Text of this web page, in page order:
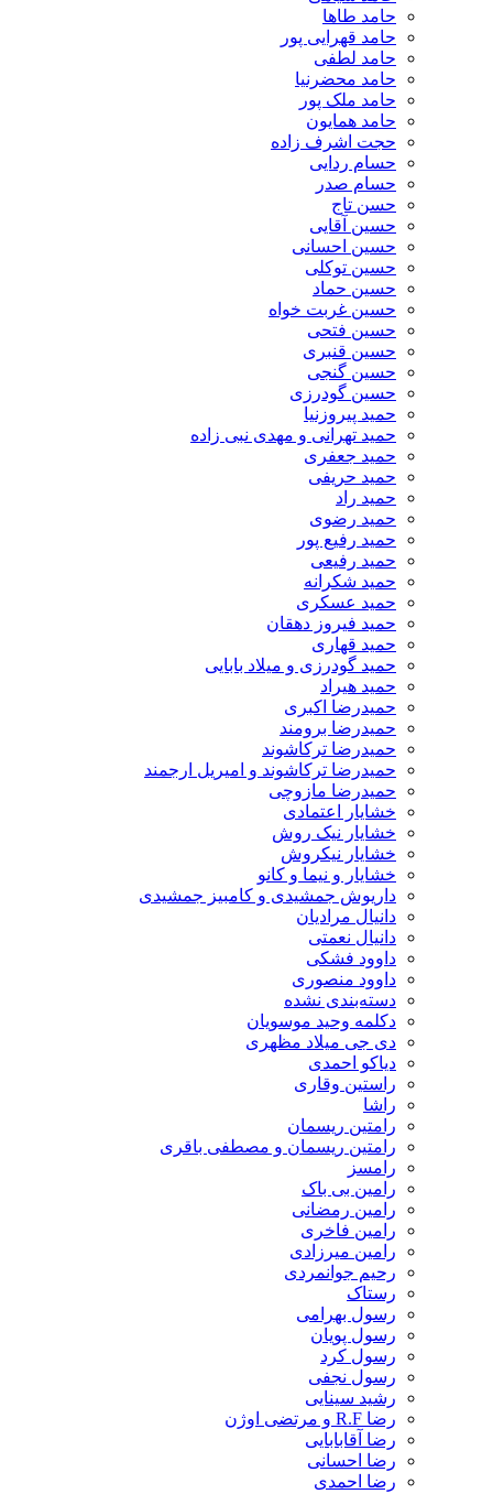
حامد طاها
حامد قهرایی پور
حامد لطفی
حامد محضرنیا
حامد ملک پور
حامد همایون
حجت اشرف زاده
حسام ردایی
حسام صدر
حسن تاج
حسین آقایی
حسین احسانی
حسین توکلی
حسین حماد
حسین غربت خواه
حسین فتحی
حسین قنبری
حسین گنجی
حسین گودرزی
حمید پیروزنیا
حمید تهرانی و مهدی نبی زاده
حمید جعفری
حمید حریفی
حمید راد
حمید رضوی
حمید رفیع پور
حمید رفیعی
حمید شکرانه
حمید عسکری
حمید فیروز دهقان
حمید قهاری
حمید گودرزی و میلاد بابایی
حمید هیراد
حمیدرضا اکبری
حمیدرضا برومند
حمیدرضا ترکاشوند
حمیدرضا ترکاشوند و امیریل ارجمند
حمیدرضا مازوچی
خشایار اعتمادی
خشایار نیک روش
خشایار نیکروش
خشایار و نیما و کانو
داریوش جمشیدی و کامبیز جمشیدی
دانیال مرادیان
دانیال نعمتی
داوود فشکی
داوود منصوری
دسته‌بندی نشده
دکلمه وحید موسویان
دی جی میلاد مظهری
دیاکو احمدی
راستین وقاری
راشا
رامتین ریسمان
رامتین ریسمان و مصطفی باقری
رامسز
رامین بی باک
رامین رمضانی
رامین فاخری
رامین میرزادی
رحیم جوانمردی
رستاک
رسول بهرامی
رسول پویان
رسول کرد
رسول نجفی
رشید سینایی
رضا R.F و مرتضی اوژن
رضا آقابابایی
رضا احسانی
رضا احمدی